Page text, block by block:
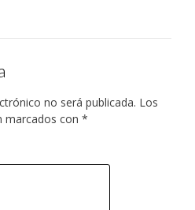
no será publicada. Los
marcados con *